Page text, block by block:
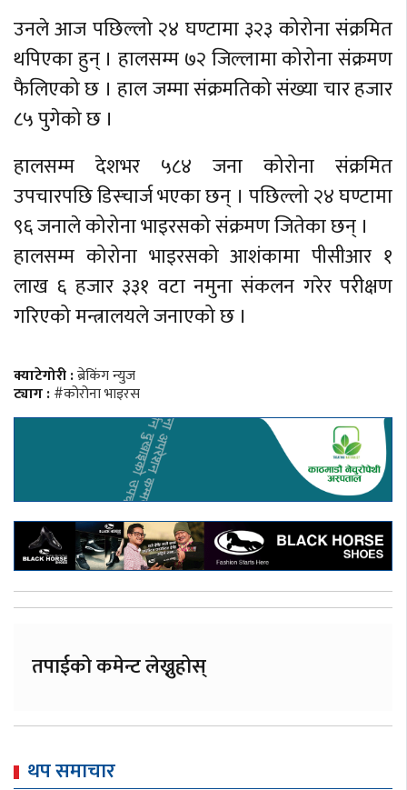
उनले आज पछिल्लो २४ घण्टामा ३२३ कोरोना संक्रमित
थपिएका हुन् । हालसम्म ७२ जिल्लामा कोरोना संक्रमण
फैलिएको छ । हाल जम्मा संक्रमतिको संख्या चार हजार
८५ पुगेको छ ।
हालसम्म देशभर ५८४ जना कोरोना संक्रमित
उपचारपछि डिस्चार्ज भएका छन् । पछिल्लो २४ घण्टामा
९६ जनाले कोरोना भाइरसको संक्रमण जितेका छन् ।
हालसम्म कोरोना भाइरसको आशंकामा पीसीआर १
लाख ६ हजार ३३१ वटा नमुना संकलन गरेर परीक्षण
गरिएको मन्त्रालयले जनाएको छ ।
क्याटेगोरी :ब्रेकिंग न्युज
ट्याग :#कोरोना भाइरस
तपाईको कमेन्ट लेख्नुहोस्
थप समाचार